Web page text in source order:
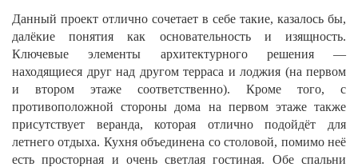
Данный проект отлично сочетает в себе такие, казалось бы,
далёкие понятия как основательность и изящность.
Ключевые элементы архитектурного решения —
находящиеся друг над другом терраса и лоджия (на первом
и втором этаже соответственно). Кроме того, с
противоположной стороны дома на первом этаже также
присутствует веранда, которая отлично подойдёт для
летнего отдыха. Кухня объединена со столовой, помимо неё
есть просторная и очень светлая гостиная. Обе спальни